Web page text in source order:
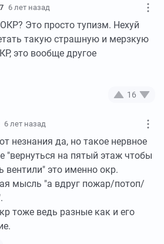
6 лет назад
Это просто тупизм. Нехуй
такую страшную и мерзкую
это вообще другое
16
6 лет назад
незнания да, но такое нервное
"вернуться на пятый этаж чтобы
вентили" это именно окр.
мысль "а вдруг пожар/потоп/
тоже ведь разные как и его